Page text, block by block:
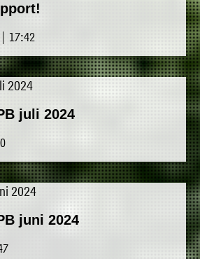
17:42
juli 2024
juni 2024